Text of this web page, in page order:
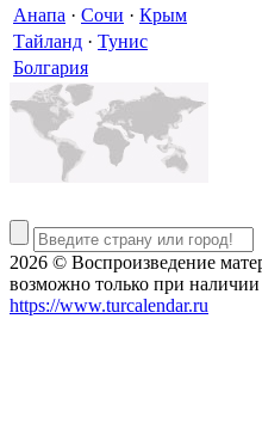
Анапа · Сочи · Крым
Тайланд · Тунис
Болгария
2026 © Воспроизведение
возможно только при
https://www.turcalendar.ru